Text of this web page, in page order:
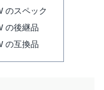
のスペック
の後継品
の互換品